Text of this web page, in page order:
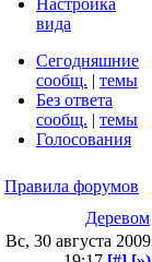
Настройка
вида
Сегодняшние
сообщ. | темы
Без ответа
сообщ. | темы
Голосования
Правила форумов
Деревом
Вс, 30 августа 2009